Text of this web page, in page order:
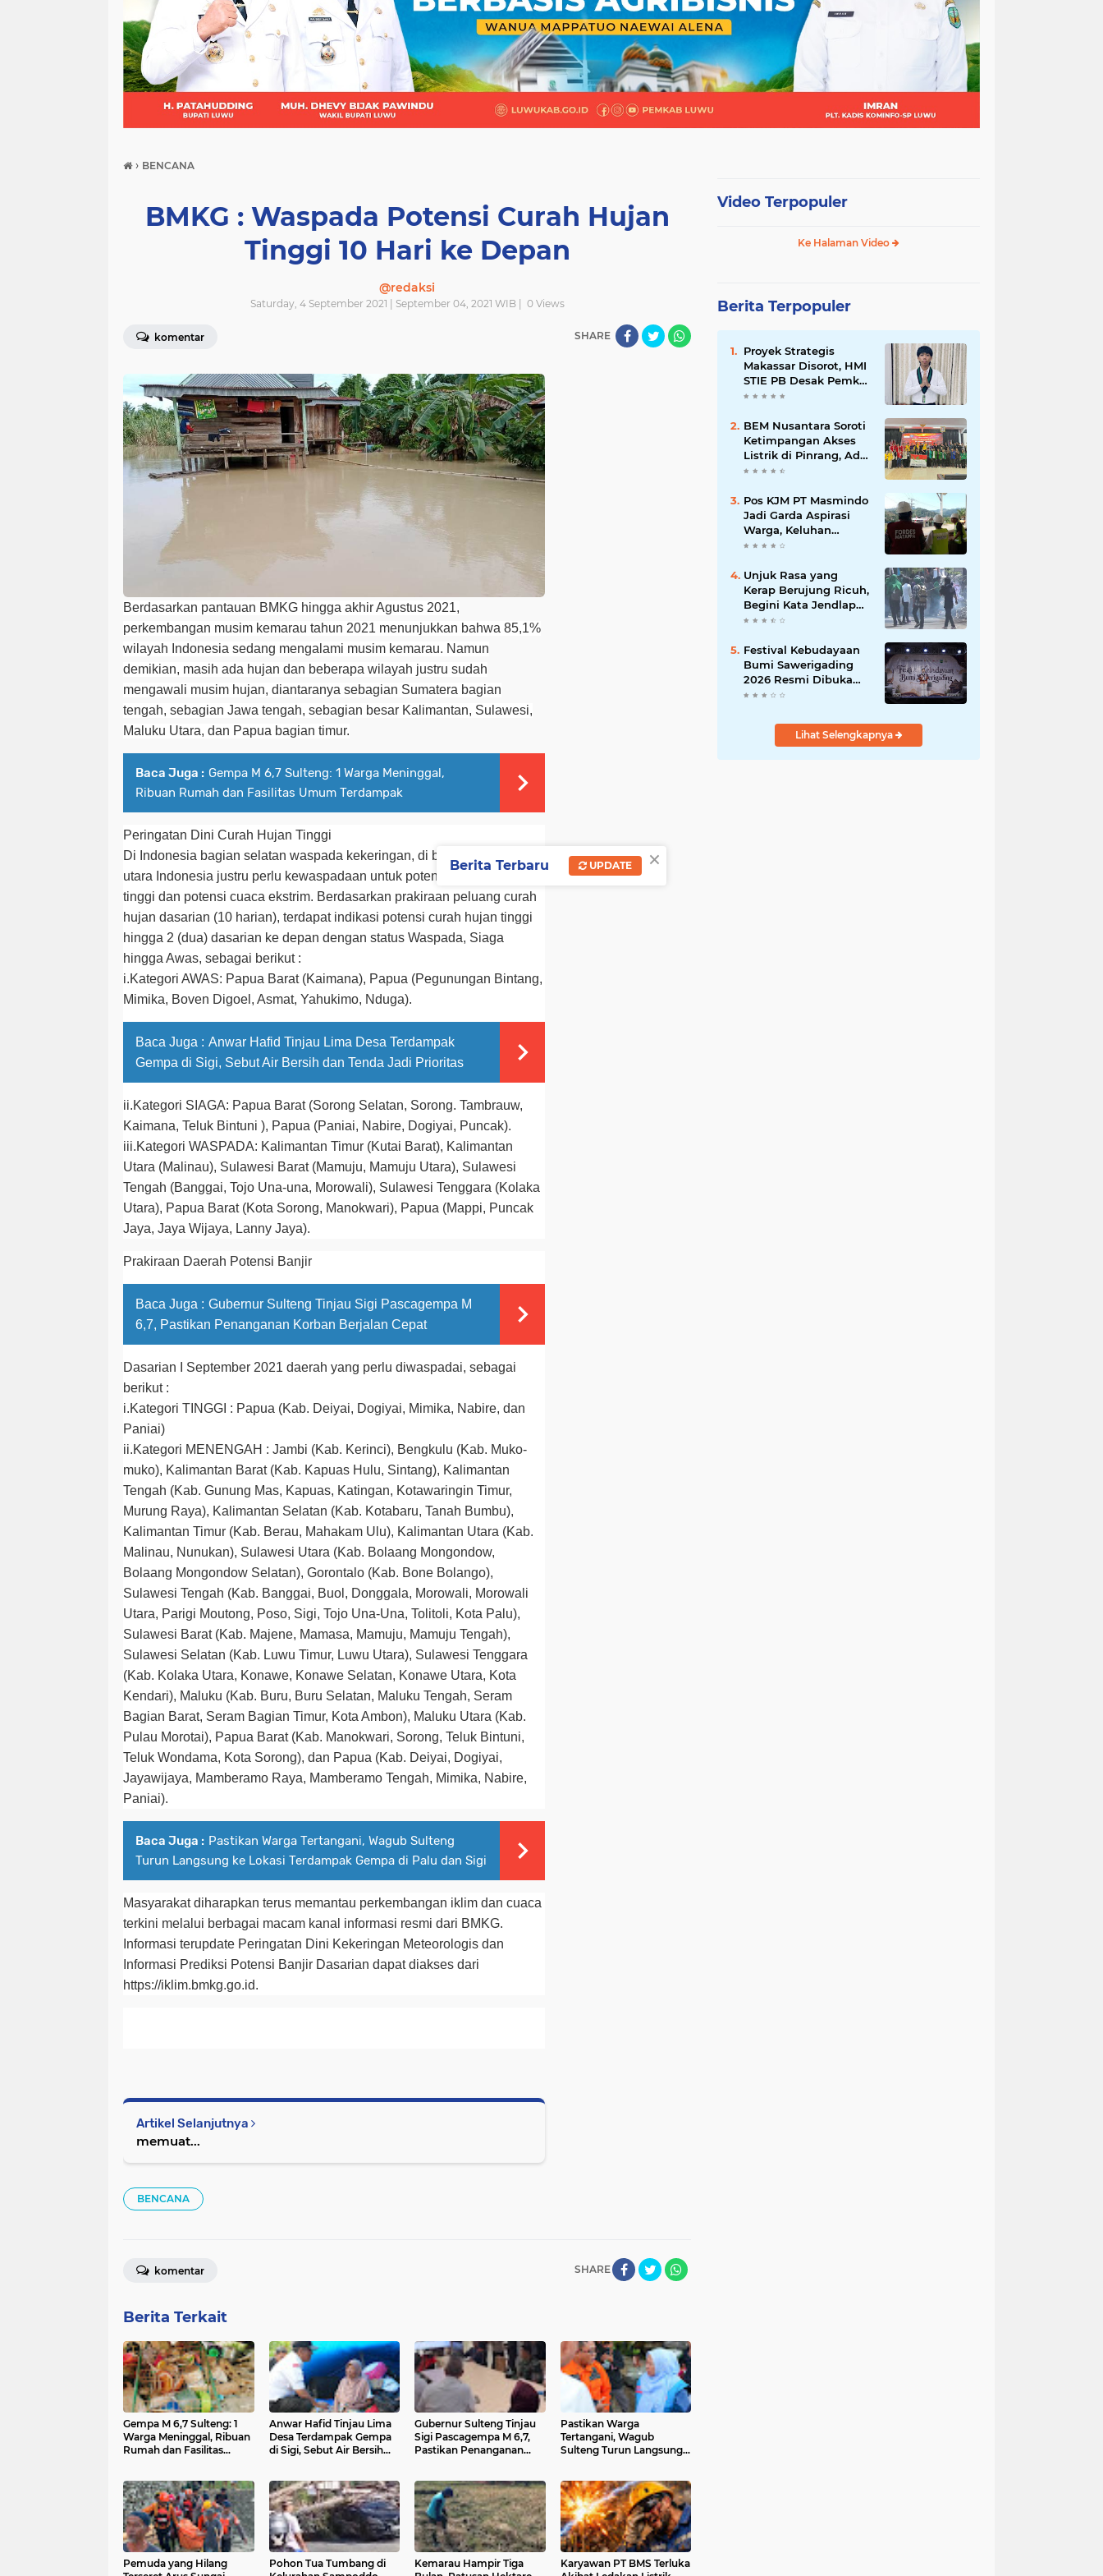
(21) (9) (7)
› BENCANA
BMKG : Waspada Potensi Curah Hujan
Tinggi 10 Hari ke Depan
@redaksi
Saturday, 4 September 2021 | September 04, 2021 WIB | 0Views
komentar SHARE
Berdasarkan pantauan BMKG hingga akhir Agustus 2021,
perkembangan musim kemarau tahun 2021 menunjukkan bahwa 85,1%
wilayah Indonesia sedang mengalami musim kemarau. Namun
demikian, masih ada hujan dan beberapa wilayah justru sudah
mengawali musim hujan, diantaranya sebagian Sumatera bagian
tengah, sebagian Jawa tengah, sebagian besar Kalimantan, Sulawesi,
Maluku Utara, dan Papua bagian timur.
Baca Juga : Gempa M 6,7 Sulteng: 1 Warga Meninggal,
Ribuan Rumah dan Fasilitas Umum Terdampak
Peringatan Dini Curah Hujan Tinggi
Di Indonesia bagian selatan waspada kekeringan, di bagian barat dan
utara Indonesia justru perlu kewaspadaan untuk potensi curah hujan
tinggi dan potensi cuaca ekstrim. Berdasarkan prakiraan peluang curah
hujan dasarian (10 harian), terdapat indikasi potensi curah hujan tinggi
hingga 2 (dua) dasarian ke depan dengan status Waspada, Siaga
hingga Awas, sebagai berikut :
i.Kategori AWAS: Papua Barat (Kaimana), Papua (Pegunungan Bintang,
Mimika, Boven Digoel, Asmat, Yahukimo, Nduga).
Baca Juga : Anwar Hafid Tinjau Lima Desa Terdampak
Gempa di Sigi, Sebut Air Bersih dan Tenda Jadi Prioritas
ii.Kategori SIAGA: Papua Barat (Sorong Selatan, Sorong. Tambrauw,
Kaimana, Teluk Bintuni ), Papua (Paniai, Nabire, Dogiyai, Puncak).
iii.Kategori WASPADA: Kalimantan Timur (Kutai Barat), Kalimantan
Utara (Malinau), Sulawesi Barat (Mamuju, Mamuju Utara), Sulawesi
Tengah (Banggai, Tojo Una-una, Morowali), Sulawesi Tenggara (Kolaka
Utara), Papua Barat (Kota Sorong, Manokwari), Papua (Mappi, Puncak
Jaya, Jaya Wijaya, Lanny Jaya).
Prakiraan Daerah Potensi Banjir
Baca Juga : Gubernur Sulteng Tinjau Sigi Pascagempa M
6,7, Pastikan Penanganan Korban Berjalan Cepat
Dasarian I September 2021 daerah yang perlu diwaspadai, sebagai
berikut :
i.Kategori TINGGI : Papua (Kab. Deiyai, Dogiyai, Mimika, Nabire, dan
Paniai)
ii.Kategori MENENGAH : Jambi (Kab. Kerinci), Bengkulu (Kab. Muko-
muko), Kalimantan Barat (Kab. Kapuas Hulu, Sintang), Kalimantan
Tengah (Kab. Gunung Mas, Kapuas, Katingan, Kotawaringin Timur,
Murung Raya), Kalimantan Selatan (Kab. Kotabaru, Tanah Bumbu),
Kalimantan Timur (Kab. Berau, Mahakam Ulu), Kalimantan Utara (Kab.
Malinau, Nunukan), Sulawesi Utara (Kab. Bolaang Mongondow,
Bolaang Mongondow Selatan), Gorontalo (Kab. Bone Bolango),
Sulawesi Tengah (Kab. Banggai, Buol, Donggala, Morowali, Morowali
Utara, Parigi Moutong, Poso, Sigi, Tojo Una-Una, Tolitoli, Kota Palu),
Sulawesi Barat (Kab. Majene, Mamasa, Mamuju, Mamuju Tengah),
Sulawesi Selatan (Kab. Luwu Timur, Luwu Utara), Sulawesi Tenggara
(Kab. Kolaka Utara, Konawe, Konawe Selatan, Konawe Utara, Kota
Kendari), Maluku (Kab. Buru, Buru Selatan, Maluku Tengah, Seram
Bagian Barat, Seram Bagian Timur, Kota Ambon), Maluku Utara (Kab.
Pulau Morotai), Papua Barat (Kab. Manokwari, Sorong, Teluk Bintuni,
Teluk Wondama, Kota Sorong), dan Papua (Kab. Deiyai, Dogiyai,
Jayawijaya, Mamberamo Raya, Mamberamo Tengah, Mimika, Nabire,
Paniai).
Baca Juga : Pastikan Warga Tertangani, Wagub Sulteng
Turun Langsung ke Lokasi Terdampak Gempa di Palu dan Sigi
Masyarakat diharapkan terus memantau perkembangan iklim dan cuaca
terkini melalui berbagai macam kanal informasi resmi dari BMKG.
Informasi terupdate Peringatan Dini Kekeringan Meteorologis dan
Informasi Prediksi Potensi Banjir Dasarian dapat diakses dari
https://iklim.bmkg.go.id.
Artikel Selanjutnya
memuat...
BENCANA
SHARE
komentar
Berita Terkait
Gempa M 6,7 Sulteng: 1
Warga Meninggal, Ribuan
Rumah dan Fasilitas
Anwar Hafid Tinjau Lima
Desa Terdampak Gempa
di Sigi, Sebut Air Bersih
Gubernur Sulteng Tinjau
Sigi Pascagempa M 6,7,
Pastikan Penanganan
Pastikan Warga
Tertangani, Wagub
Sulteng Turun Langsung
Pemuda yang Hilang
Pohon Tua Tumbang di
Kemarau Hampir Tiga
Karyawan PT BMS Terluka
Video Terpopuler
Ke Halaman Video
Berita Terpopuler
Proyek Strategis
Makassar Disorot, HMI
STIE PB Desak Pemkot
Transparan
BEM Nusantara Soroti
Ketimpangan Akses
Listrik di Pinrang, Ada
Kampung Belum
Pos KJM PT Masmindo
Jadi Garda Aspirasi
Warga, Keluhan
Ditangani Maksimal
Unjuk Rasa yang
Kerap Berujung Ricuh,
Begini Kata Jendlap
API
Festival Kebudayaan
Bumi Sawerigading
2026 Resmi Dibuka
Wakil Bupati Luwu
Lihat Selengkapnya
×
Berita Terbaru UPDATE